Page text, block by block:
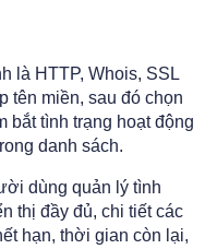
là HTTP, Whois, SSL
tên miền, sau đó chọn
bắt tình trạng hoạt động
danh sách.
dùng quản lý tình
thị đầy đủ, chi tiết các
hạn, thời gian còn lại,